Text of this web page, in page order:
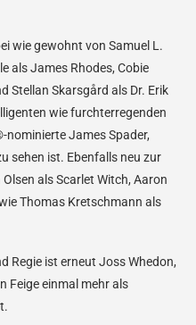
wie gewohnt von Samuel L.
als James Rhodes, Cobie
Stellan Skarsgård als Dr. Erik
wie furchterregenden
James Spader,
sehen ist. Ebenfalls neu zur
als Scarlet Witch, Aaron
Thomas Kretschmann als
Regie ist erneut Joss Whedon,
Feige einmal mehr als